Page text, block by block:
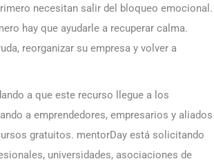
necesitan salir del bloqueo emocional.
hay que ayudarle a recuperar calma.
reorganizar su empresa y volver a
a que este recurso llegue a los
a emprendedores, empresarios y aliados
gratuitos. mentorDay está solicitando
universidades, asociaciones de